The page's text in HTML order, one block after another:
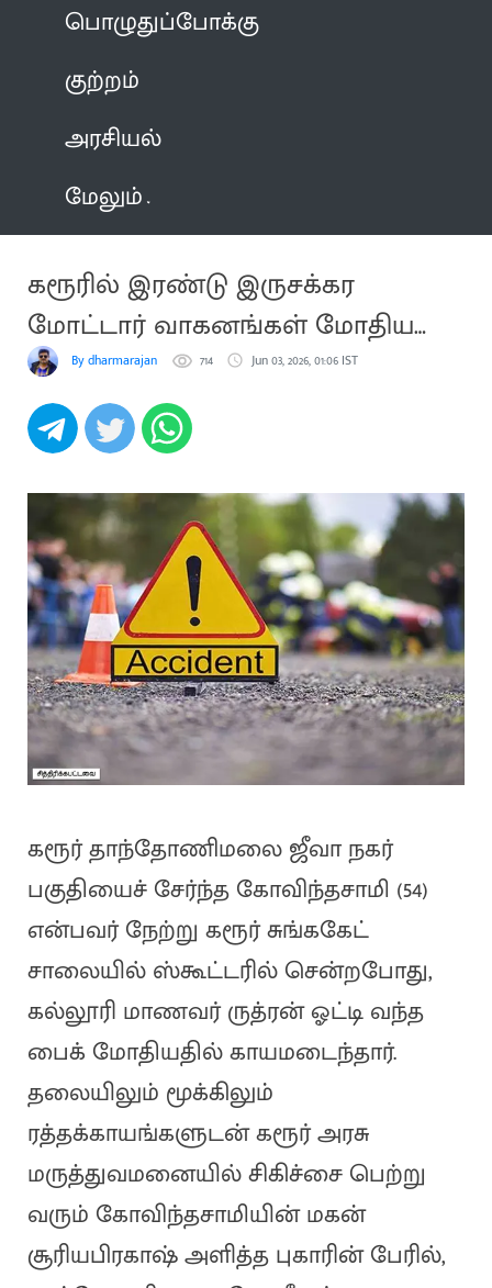
பொழுதுப்போக்கு
குற்றம்
அரசியல்
மேலும்
கரூரில் இரண்டு இருசக்கர
மோட்டார் வாகனங்கள் மோதிய
விபத்து
By dharmarajan 714 Jun 03, 2026, 01:06 IST
கரூர் தாந்தோணிமலை ஜீவா நகர்
பகுதியைச் சேர்ந்த கோவிந்தசாமி (54)
என்பவர் நேற்று கரூர் சுங்ககேட்
சாலையில் ஸ்கூட்டரில் சென்றபோது,
கல்லூரி மாணவர் ருத்ரன் ஓட்டி வந்த
பைக் மோதியதில் காயமடைந்தார்.
தலையிலும் மூக்கிலும்
ரத்தக்காயங்களுடன் கரூர் அரசு
மருத்துவமனையில் சிகிச்சை பெற்று
வரும் கோவிந்தசாமியின் மகன்
சூரியபிரகாஷ் அளித்த புகாரின் பேரில்,